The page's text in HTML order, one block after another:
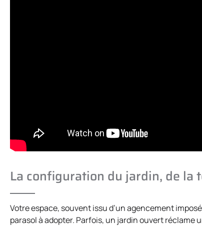
La configuration du jardin, de la
Votre espace, souvent issu d’un agencement
parasol à adopter. Parfois, un jardin ouvert réclame